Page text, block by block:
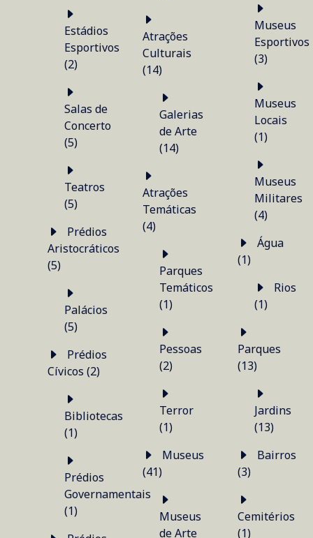
Estádios
Esportivos
(2)
Salas de
Concerto
(5)
Teatros
(5)
Aristocráticos
(5)
Palácios
(5)
Cívicos (2)
Bibliotecas
(1)
Prédios
Governamentais
(1)
Atrações
Culturais
(14)
Galerias
de Arte
(14)
Atrações
Temáticas
(4)
Parques
Temáticos
(1)
Pessoas
(2)
Terror
(1)
(41)
Museus
de Arte
Museus
Esportivos
(3)
Museus
Locais
(1)
Museus
Militares
(4)
(1)
(1)
Parques
(13)
Jardins
(13)
(3)
Cemitérios
(1)